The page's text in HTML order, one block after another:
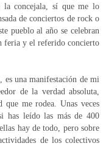
la concejala, sí que me lo
de conciertos de rock o
pueblo al año se celebran
feria y el referido concierto
es una manifestación de mi
de la verdad absoluta,
me rodea. Unas veces
has leído las más de 400
hay de todo, pero sobre
de los colectivos